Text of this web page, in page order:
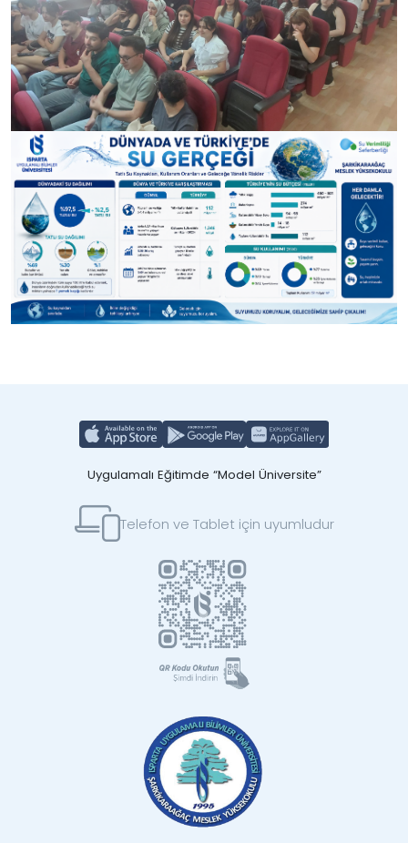
Uygulamalı Eğitimde “Model Üniversite”
Telefon ve Tablet için uyumludur